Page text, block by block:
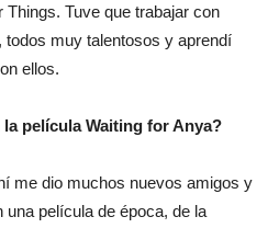
Tuve que trabajar con
todos muy talentosos y aprendí
ellos.
película Waiting for Anya?
me dio muchos nuevos amigos y
película de época, de la